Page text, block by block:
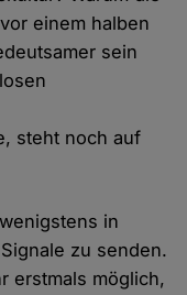
einem halben
sein
steht noch auf
in
zu senden.
erstmals möglich,